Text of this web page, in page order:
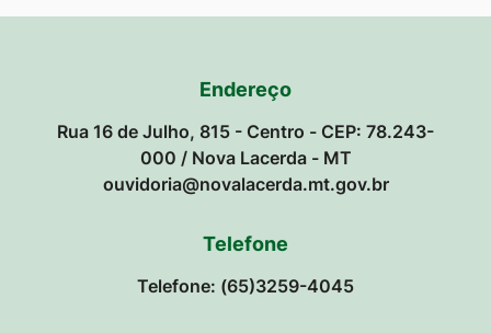
Endereço
Rua 16 de Julho, 815 - Centro - CEP: 78.243-
000 / Nova Lacerda - MT
ouvidoria@novalacerda.mt.gov.br
Telefone
Telefone: (65)3259-4045